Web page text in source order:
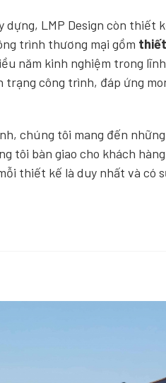
LMP Design còn thiết
trình thương mại gồm
năm kinh nghiệm trong
công trình, đáp ứng
chúng tôi mang đến
tôi bàn giao cho khách
thiết kế là duy nhất và có